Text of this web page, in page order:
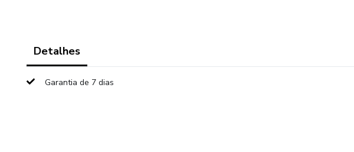
Detalhes
Garantia de 7 dias